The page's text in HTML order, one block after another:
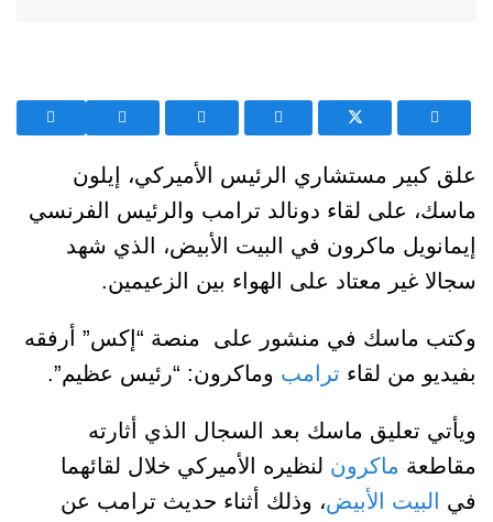
علق كبير مستشاري الرئيس الأميركي، إيلون
ماسك، على لقاء دونالد ترامب والرئيس الفرنسي
إيمانويل ماكرون في البيت الأبيض، الذي شهد
سجالا غير معتاد على الهواء بين الزعيمين.
وكتب ماسك في منشور على منصة “إكس” أرفقه
بفيديو من لقاء ترامب وماكرون: “رئيس عظيم”.
ويأتي تعليق ماسك بعد السجال الذي أثارته
مقاطعة ماكرون لنظيره الأميركي خلال لقائهما
في
البيت الأبيض، وذلك أثناء حديث ترامب عن